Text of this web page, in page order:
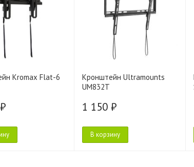
Kromax Flat-6
Кронштейн Ultramounts
UM832T
1 150 ₽
В корзину